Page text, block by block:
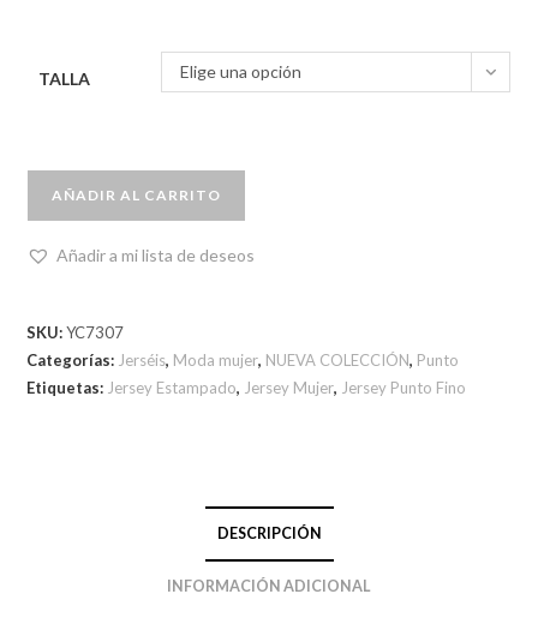
TALLA Elige una opción
AÑADIR AL CARRITO
Añadir a mi lista de deseos
SKU:YC7307
Categorías: Jerséis, Moda mujer, NUEVA COLECCIÓN, Punto
Etiquetas: Jersey Estampado, Jersey Mujer, Jersey Punto Fino
DESCRIPCIÓN
INFORMACIÓN ADICIONAL